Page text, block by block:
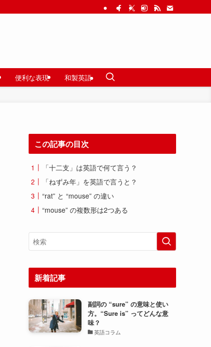
便利な表現 和製英語
この記事の目次
「十二支」は英語で何て言う？
「ねずみ年」を英語で言うと？
“rat” と “mouse” の違い
“mouse” の複数形は2つある
新着記事
副詞の “sure” の意味と使い
方。“Sure is” ってどんな意
味？
英語コラム